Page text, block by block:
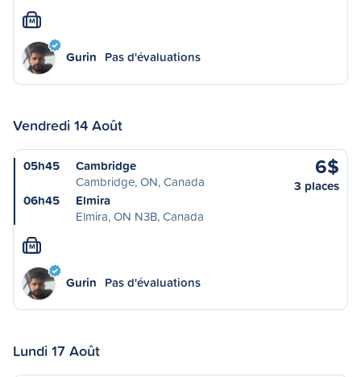
M
Gurin Pas d'évaluations
Vendredi 14 Août
05h45
Cambridge
Cambridge, ON, Canada
06h45
Elmira
Elmira, ON N3B, Canada
6$
3 places
M
Gurin Pas d'évaluations
Lundi 17 Août